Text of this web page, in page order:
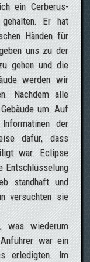
ein Cerberus-
Er hat
Händen für
uns zu der
gehen und die
werden wir
Nachdem alle
um. Auf
der
dafür, dass
war. Eclipse
Entschlüsselung
standhaft und
versuchten sie
was wiederum
war ein
erledigten. Im